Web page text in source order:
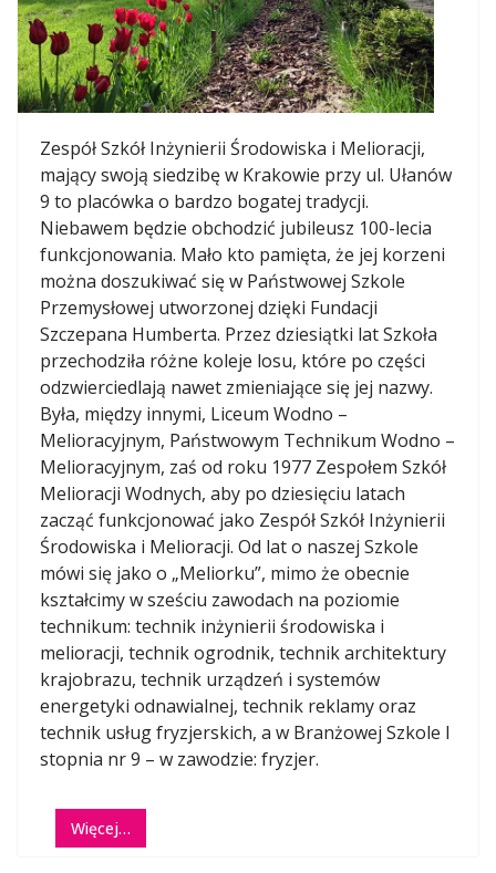
Zespół Szkół Inżynierii Środowiska i Melioracji,
mający swoją siedzibę w Krakowie przy ul. Ułanów
9 to placówka o bardzo bogatej tradycji.
Niebawem będzie obchodzić jubileusz 100-lecia
funkcjonowania. Mało kto pamięta, że jej korzeni
można doszukiwać się w Państwowej Szkole
Przemysłowej utworzonej dzięki Fundacji
Szczepana Humberta. Przez dziesiątki lat Szkoła
przechodziła różne koleje losu, które po części
odzwierciedlają nawet zmieniające się jej nazwy.
Była, między innymi, Liceum Wodno –
Melioracyjnym, Państwowym Technikum Wodno –
Melioracyjnym, zaś od roku 1977 Zespołem Szkół
Melioracji Wodnych, aby po dziesięciu latach
zacząć funkcjonować jako Zespół Szkół Inżynierii
Środowiska i Melioracji. Od lat o naszej Szkole
mówi się jako o „Meliorku”, mimo że obecnie
kształcimy w sześciu zawodach na poziomie
technikum: technik inżynierii środowiska i
melioracji, technik ogrodnik, technik architektury
krajobrazu, technik urządzeń i systemów
energetyki odnawialnej, technik reklamy oraz
technik usług fryzjerskich, a w Branżowej Szkole I
stopnia nr 9 – w zawodzie: fryzjer.
Więcej…